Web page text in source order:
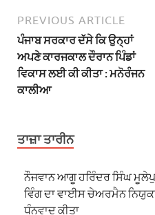
PREVIOUS ARTICLE
ਪੰਜਾਬ ਸਰਕਾਰ ਦੱਸੇ ਕਿ ਉਨ੍ਹਾਂ
ਅਪਣੇ ਕਾਰਜਕਾਲ ਦੌਰਾਨ ਪਿੰਡਾਂ
ਵਿਕਾਸ ਲਈ ਕੀ ਕੀਤਾ : ਮਨੋਰੰਜਨ
ਕਾਲੀਆ
ਤਾਜ਼ਾ ਤਾਰੀਨ
ਨੌਜਵਾਨ ਆਗੂ ਹਰਿੰਦਰ ਸਿੰਘ
ਵਿੰਗ ਦਾ ਵਾਈਸ ਚੇਅਰਮੈਨ
ਧੰਨਵਾਦ ਕੀਤਾ